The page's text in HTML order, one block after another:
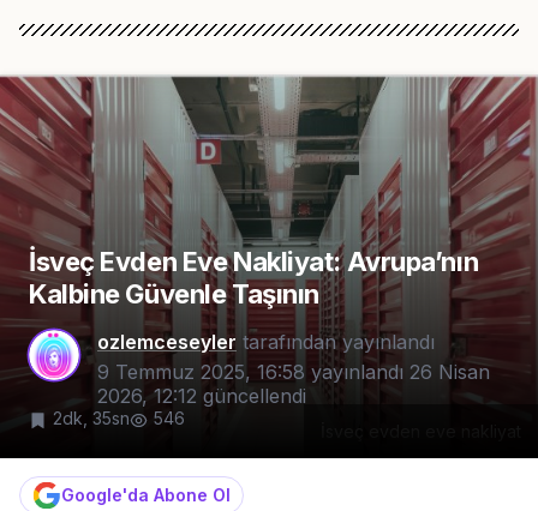
İsveç Evden Eve Nakliyat: Avrupa’nın
Kalbine Güvenle Taşının
ozlemceseyler tarafından yayınlandı
9 Temmuz 2025, 16:58 yayınlandı 26 Nisan
2026, 12:12 güncellendi
2dk, 35sn 546
Google'da Abone Ol